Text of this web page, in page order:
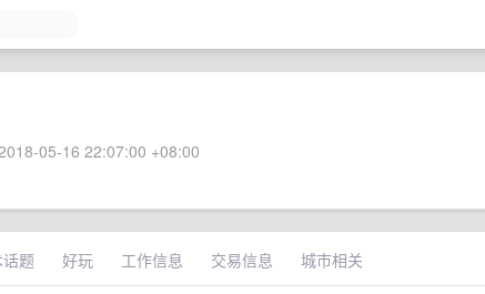
05-16 22:07:00 +08:00
题 好玩 工作信息 交易信息 城市相关